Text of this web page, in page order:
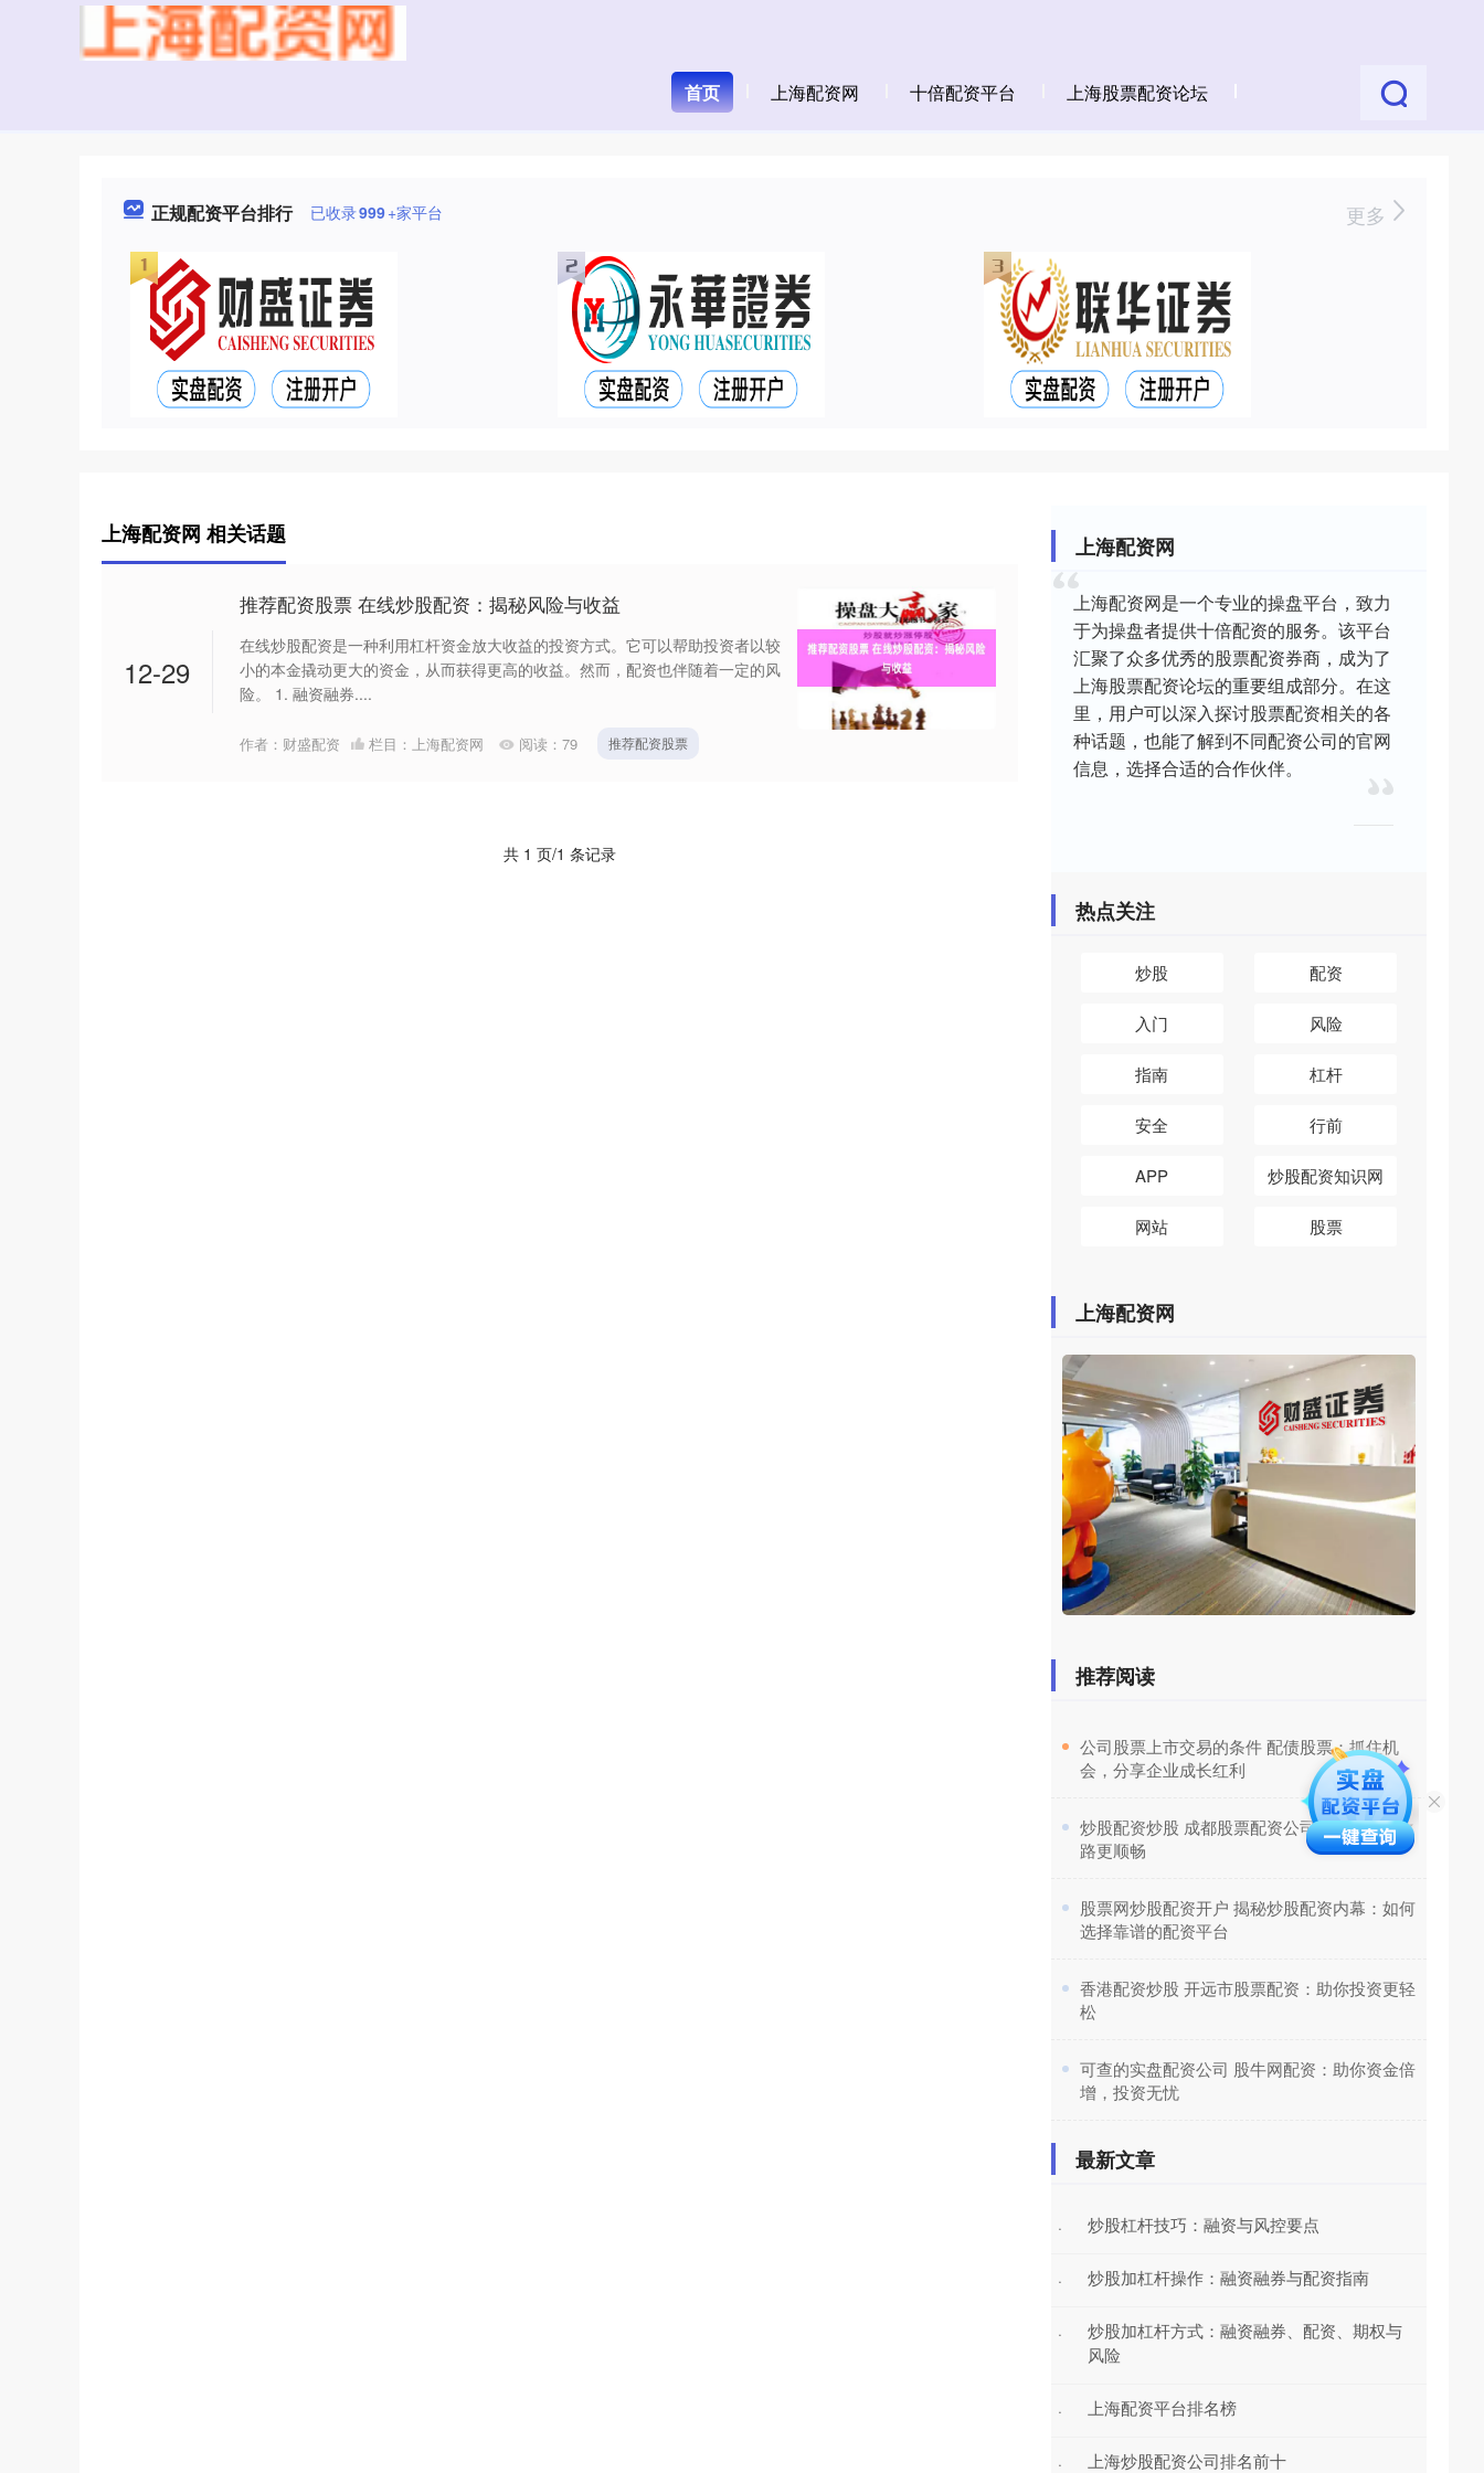
首页 上海配资网 十倍配资平台 上海股票配资论坛
正规配资平台排行 已收录999+家平台 更多
上海配资网 相关话题
12-29
推荐配资股票 在线炒股配资：揭秘风险与收益
在线炒股配资是一种利用杠杆资金放大收益的投资方式。它可以帮助投资者以较
小的本金撬动更大的资金，从而获得更高的收益。然而，配资也伴随着一定的风
险。 1. 融资融券....
作者：财盛配资 栏目： 上海配资网 阅读： 79 推荐配资股票
共 1 页/1 条记录
上海配资网
上海配资网是一个专业的操盘平台，致力
于为操盘者提供十倍配资的服务。该平台
汇聚了众多优秀的股票配资券商，成为了
上海股票配资论坛的重要组成部分。在这
里，用户可以深入探讨股票配资相关的各
种话题，也能了解到不同配资公司的官网
信息，选择合适的合作伙伴。
热点关注
炒股 配资
入门 风险
指南 杠杆
安全 行前
APP 炒股配资知识网
网站 股票
上海配资网
推荐阅读
​公司股票上市交易的条件 配债股票：抓住机
会，分享企业成长红利
​炒股配资炒股 成都股票配资公司：助你投资之
路更顺畅
​股票网炒股配资开户 揭秘炒股配资内幕：如何
选择靠谱的配资平台
​香港配资炒股 开远市股票配资：助你投资更轻
松
​可查的实盘配资公司 股牛网配资：助你资金倍
增，投资无忧
最新文章
· 炒股杠杆技巧：融资与风控要点
· 炒股加杠杆操作：融资融券与配资指南
·
炒股加杠杆方式：融资融券、配资、期权与
风险
· 上海配资平台排名榜
· 上海炒股配资公司排名前十